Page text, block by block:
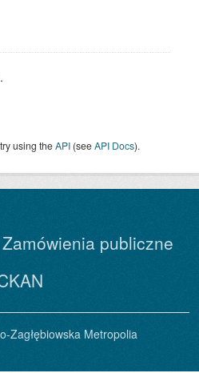
using theAPI (seeAPI Docs).
Zamówienia publiczne
Zagłębiowska Metropolia